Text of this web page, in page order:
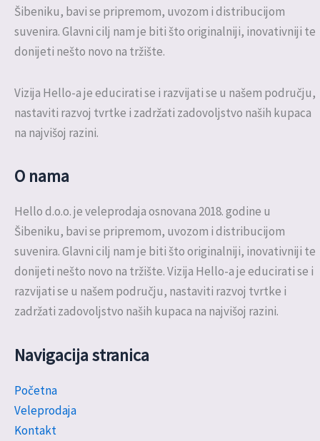
Šibeniku, bavi se pripremom, uvozom i distribucijom
suvenira. Glavni cilj nam je biti što originalniji, inovativniji te
donijeti nešto novo na tržište.
Vizija Hello-a je educirati se i razvijati se u našem području,
nastaviti razvoj tvrtke i zadržati zadovoljstvo naših kupaca
na najvišoj razini.
O nama
Hello d.o.o. je veleprodaja osnovana 2018. godine u
Šibeniku, bavi se pripremom, uvozom i distribucijom
suvenira. Glavni cilj nam je biti što originalniji, inovativniji te
donijeti nešto novo na tržište. Vizija Hello-a je educirati se i
razvijati se u našem području, nastaviti razvoj tvrtke i
zadržati zadovoljstvo naših kupaca na najvišoj razini.
Navigacija stranica
Početna
Veleprodaja
Kontakt